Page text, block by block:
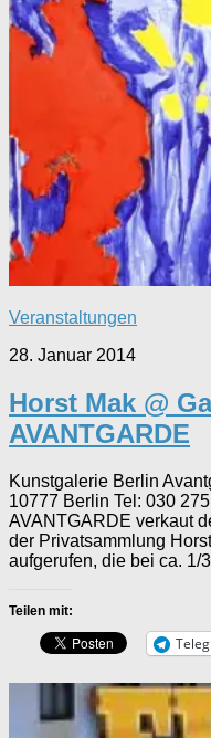
Veranstaltungen
28. Januar 2014
Horst Mak @
AVANTGARDE
Kunstgalerie Berlin
10777 Berlin Tel: 030
AVANTGARDE verkaut
der Privatsammlung
aufgerufen, die bei ca. 1/
Teilen mit: